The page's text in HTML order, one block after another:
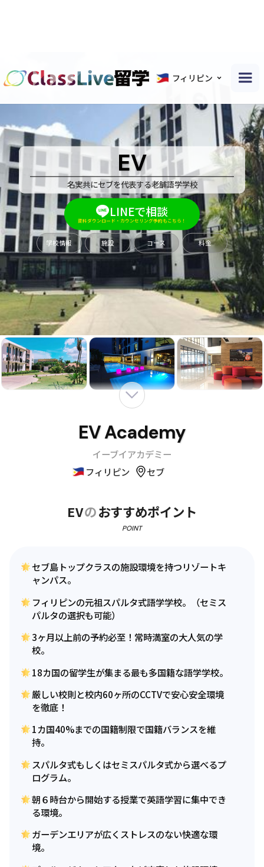
フィリピン
EV
名実共にセブを代表する老舗語学学校
LINEで相談
資料ダウンロード・カウンセリング予約もこちら！
学校情報 施設 コース 料金
EV Academy
イーブイアカデミー
フィリピン
セブ
EVのおすすめポイント
POINT
セブ島トップクラスの施設環境を持つリゾートキ
ャンパス。
フィリピンの元祖スパルタ式語学学校。（セミス
パルタの選択も可能）
3ヶ月以上前の予約必至！常時満室の大人気の学
校。
18カ国の留学生が集まる最も多国籍な語学学校。
厳しい校則と校内60ヶ所のCCTVで安心安全環境
を徹底！
1カ国40%までの国籍制限で国籍バランスを維
持。
スパルタ式もしくはセミスパルタ式から選べるプ
ログラム。
朝６時台から開始する授業で英語学習に集中でき
る環境。
ガーデンエリアが広くストレスのない快適な環
境。